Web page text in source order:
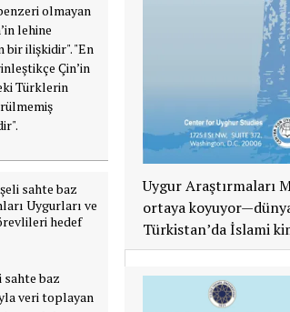
olmayan
lehine
bir ilişkidir". "En
Çin’in
Türklerin
sahte baz
Uygurları ve
hedef
sahte baz
veri toplayan
Uygur Araştırmaları
ortaya
Türkistan’da İslami